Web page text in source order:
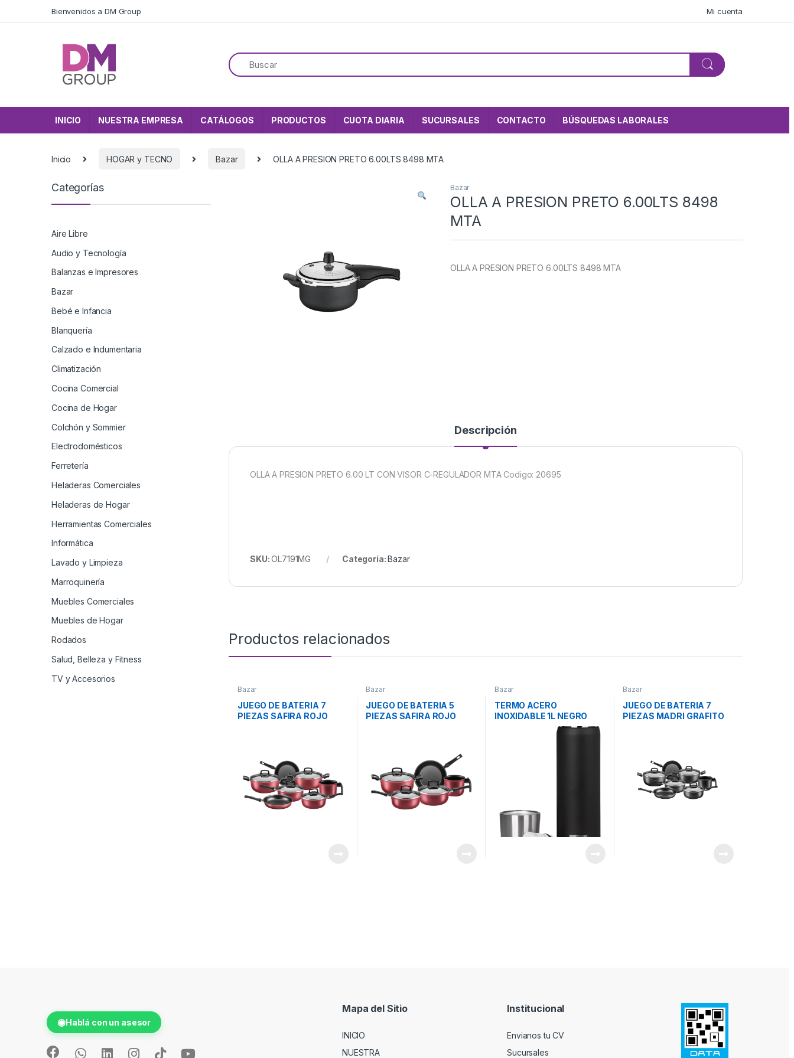
Bienvenidos a DM Group Mi cuenta
INICIO NUESTRA EMPRESA CATÁLOGOS PRODUCTOS CUOTA DIARIA SUCURSALES CONTACTO BÚSQUEDAS LABORALES
Inicio HOGAR y TECNO Bazar OLLA A PRESION PRETO 6.00LTS 8498 MTA
Bazar
OLLA A PRESION PRETO 6.00LTS 8498
MTA
OLLA A PRESION PRETO 6.00LTS 8498 MTA
Descripción
OLLA A PRESION PRETO 6.00 LT CON VISOR C-REGULADOR MTA Codigo: 20695
SKU:OL7191MG Categoría:Bazar
Productos relacionados
Bazar
JUEGO DE BATERIA 7
PIEZAS SAFIRA ROJO
Bazar
JUEGO DE BATERIA 5
PIEZAS SAFIRA ROJO
Bazar
TERMO ACERO
INOXIDABLE 1L NEGRO
WDOBUS1000BK
Bazar
JUEGO DE BATERIA 7
PIEZAS MADRI GRAFITO
Categorías
Aire Libre
Audio y Tecnología
Balanzas e Impresores
Bazar
Bebé e Infancia
Blanquería
Calzado e Indumentaria
Climatización
Cocina Comercial
Cocina de Hogar
Colchón y Sommier
Electrodomésticos
Ferretería
Heladeras Comerciales
Heladeras de Hogar
Herramientas Comerciales
Informática
Lavado y Limpieza
Marroquinería
Muebles Comerciales
Muebles de Hogar
Rodados
Salud, Belleza y Fitness
TV y Accesorios
◉Hablá con un asesor
Mapa del Sitio
INICIO
NUESTRA
Institucional
Envianos tu CV
Sucursales